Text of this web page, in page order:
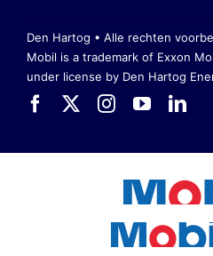
Den Hartog • Alle rechten
Mobil is a trademark of Exxon
under license by Den Hartog